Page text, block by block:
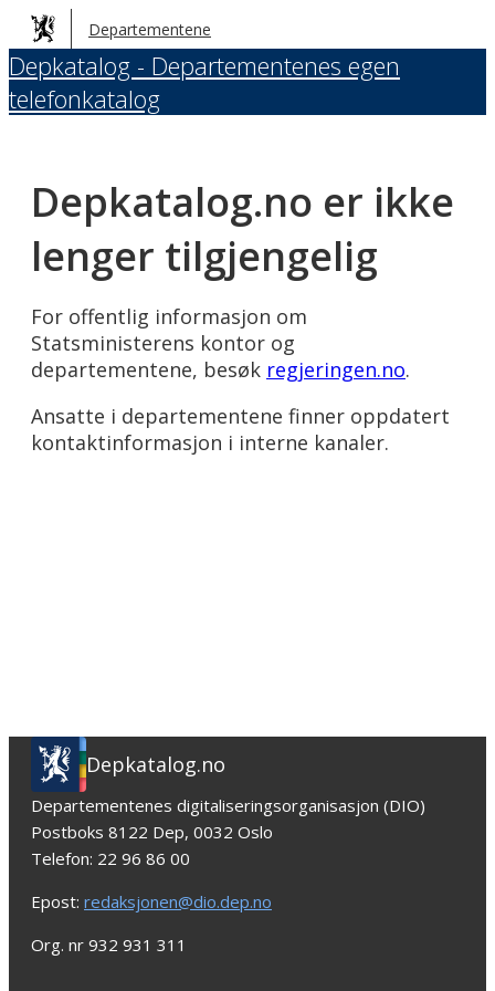
Hopp
til
hovedinnhold
Departementene
Depkatalog - Departementenes egen
telefonkatalog
Depkatalog.no er ikke
lenger tilgjengelig
For offentlig informasjon om
Statsministerens kontor og
departementene, besøk regjeringen.no.
Ansatte i departementene finner oppdatert
kontaktinformasjon i interne kanaler.
Depkatalog.no
Departementenes digitaliseringsorganisasjon (DIO)
Postboks 8122 Dep, 0032 Oslo
Telefon: 22 96 86 00
Epost: redaksjonen@dio.dep.no
Org. nr 932 931 311